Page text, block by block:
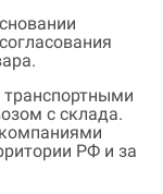
транспортными
с склада.
РФ и за